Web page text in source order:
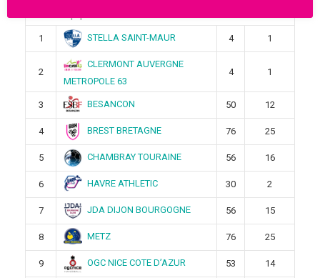
1 STELLA SAINT-MAUR 4 1
2
CLERMONT AUVERGNE
METROPOLE 63
4 1
3 BESANCON 50 12
4 BREST BRETAGNE 76 25
5 CHAMBRAY TOURAINE 56 16
6 HAVRE ATHLETIC 30 2
7 JDA DIJON BOURGOGNE 56 15
8 METZ 76 25
9 OGC NICE COTE D’AZUR 53 14